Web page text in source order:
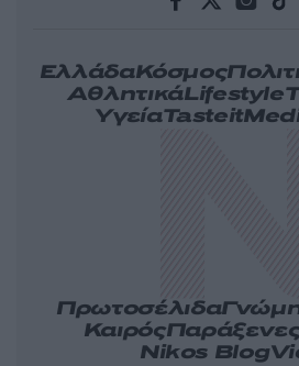
ΕλλάδαΚόσμος
ΑθλητικάLifestyle
ΥγείαTasteit
Πρωτοσέλιδα
ΚαιρόςΠαράξενες
Nikos Blog